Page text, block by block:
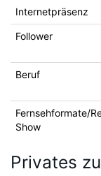
Internetpräsenz
Follower
Beruf
Fernsehformate/
Show
Privates